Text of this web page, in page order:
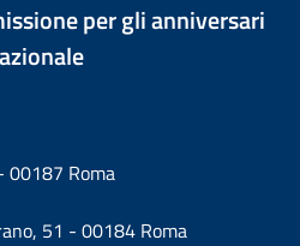
per gli anniversari
00187 Roma
51 - 00184 Roma